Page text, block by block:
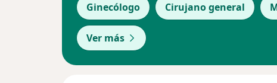
Ginecólogo Cirujano general
Ver más